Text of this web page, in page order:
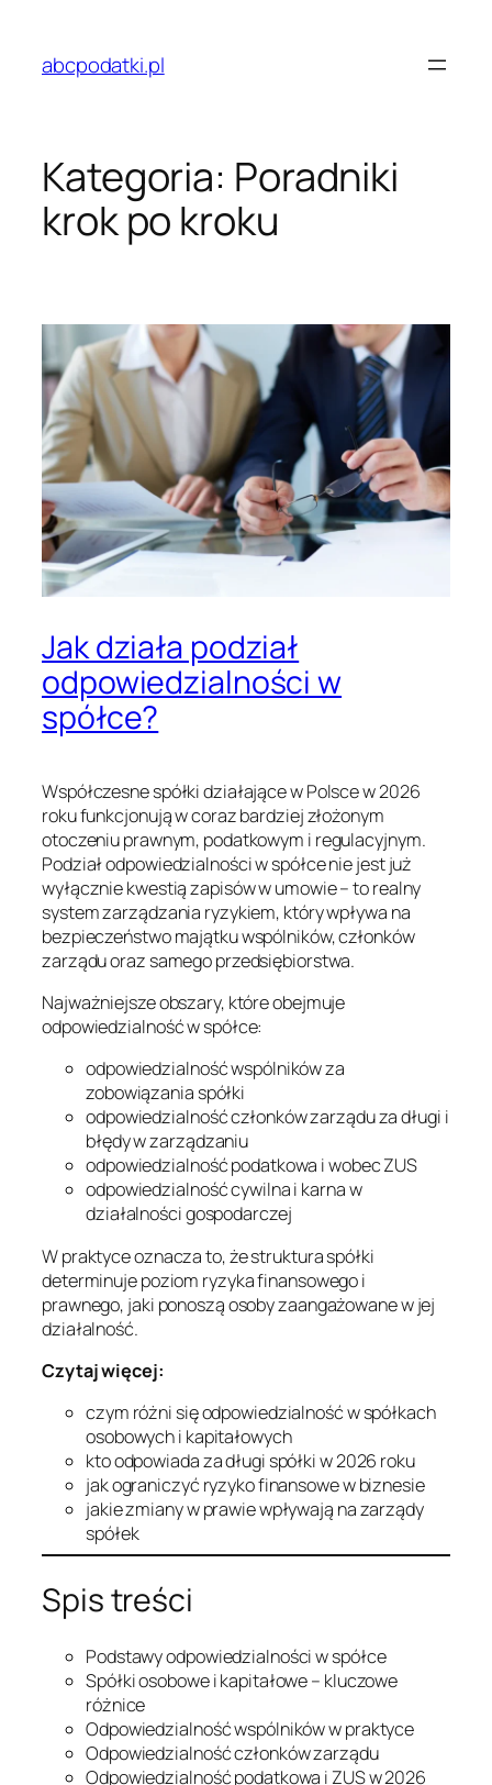
treściabcpodatki.pl
Kategoria: Poradniki
krok po kroku
Jak działa podział
odpowiedzialności w
spółce?
Współczesne spółki działające w Polsce w 2026
roku funkcjonują w coraz bardziej złożonym
otoczeniu prawnym, podatkowym i regulacyjnym.
Podział odpowiedzialności w spółce nie jest już
wyłącznie kwestią zapisów w umowie – to realny
system zarządzania ryzykiem, który wpływa na
bezpieczeństwo majątku wspólników, członków
zarządu oraz samego przedsiębiorstwa.
Najważniejsze obszary, które obejmuje
odpowiedzialność w spółce:
odpowiedzialność wspólników za
zobowiązania spółki
odpowiedzialność członków zarządu za długi i
błędy w zarządzaniu
odpowiedzialność podatkowa i wobec ZUS
odpowiedzialność cywilna i karna w
działalności gospodarczej
W praktyce oznacza to, że struktura spółki
determinuje poziom ryzyka finansowego i
prawnego, jaki ponoszą osoby zaangażowane w jej
działalność.
Czytaj więcej:
czym różni się odpowiedzialność w spółkach
osobowych i kapitałowych
kto odpowiada za długi spółki w 2026 roku
jak ograniczyć ryzyko finansowe w biznesie
jakie zmiany w prawie wpływają na zarządy
spółek
Spis treści
Podstawy odpowiedzialności w spółce
Spółki osobowe i kapitałowe – kluczowe
różnice
Odpowiedzialność wspólników w praktyce
Odpowiedzialność członków zarządu
Odpowiedzialność podatkowa i ZUS w 2026